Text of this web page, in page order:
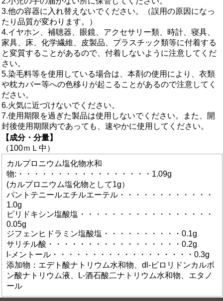
3.他の容器に入れ替えないでください。（誤用の原因になっ
たり品質が変わります。）
4.イヤホン、補聴器、眼鏡、アクセサリー類、時計、寝具、
家具、床、化学繊維、皮製品、プラスチック類等に付着する
と変質することがあるので、付着しないように注意してくだ
さい。
5.染毛料等を使用している場合は、本剤の使用により、衣類
や枕カバー等への色移りが起こることがあるので注意してく
ださい。
6.火気に近づけないでください。
7.使用期限を過ぎた製品は使用しないでください。また、開
封後使用期限内であっても、速やかに使用してください。
【成分・分量】
（100ｍＬ中）
カルプロニウム塩化物水和
物:・・・・・・・・・・・・・・・・・1.09g
(カルプロニウム塩化物として1g）
パントテニールエチルエーテル・・・・・・・・・・・・
1.0g
ピリドキシン塩酸塩・・・・・・・・・・・・・・・・・
0.05g
ジフェンヒドラミン塩酸塩・・・・・・・・・・0.1g
サリチル酸・・・・・・・・・・・・・・・・・0.2g
l-メントール・・・・・・・・・・・・・・・・・・0.3g
添加物：エデト酸ナトリウム水和物、dl-ピロリドンカルボ
ン酸ナトリウム液、L-酒石酸二ナトリウム水和物、エタノ
ール